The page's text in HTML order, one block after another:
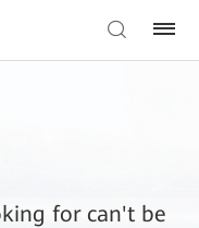
for can't be